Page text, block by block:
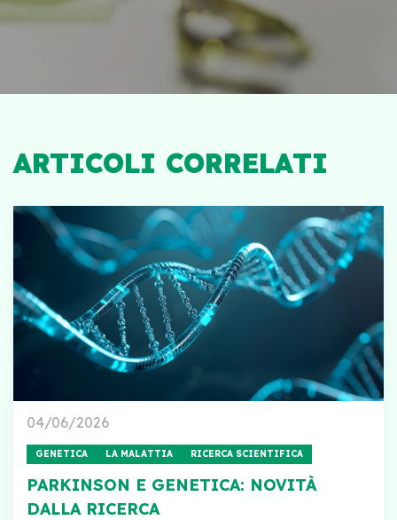
ARTICOLI CORRELATI
04/06/2026
GENETICA LA MALATTIA RICERCA SCIENTIFICA
PARKINSON E GENETICA: NOVITÀ
DALLA RICERCA